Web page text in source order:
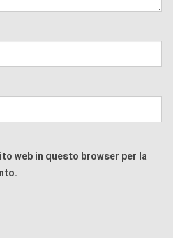
web in questo browser per la